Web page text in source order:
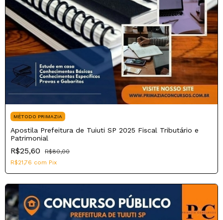
MÉTODO PRIMAZIA
Apostila Prefeitura de Tuiuti SP 2025 Fiscal Tributário e
Patrimonial
R$25,60
R$80,00
R$21,76 com Pix